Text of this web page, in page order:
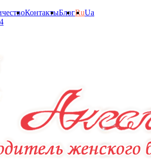
КонтактыБлогRuUa